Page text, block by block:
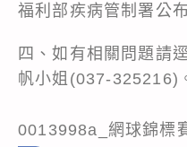
福利部疾病管制署公
四、如有相關問題請
帆小姐(037-325216)
0013998a_網球錦標